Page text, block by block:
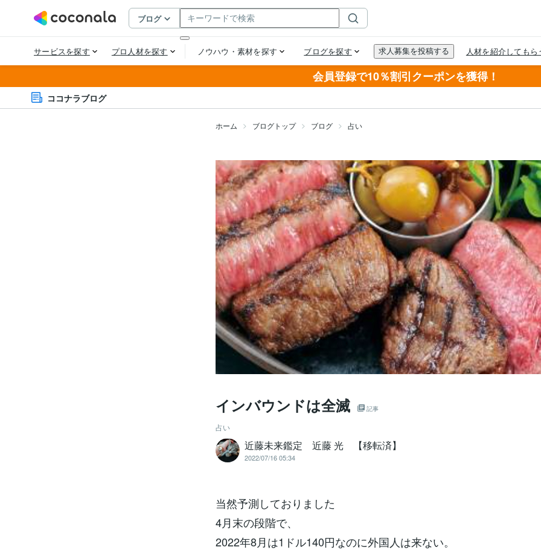
会員登録で10％割引クーポンを獲得！
ココナラブログ
ホーム ブログトップ ブログ 占い
インバウンドは全滅 記事
占い
近藤未来鑑定 近藤 光 【移転済】
2022/07/16 05:34
当然予測しておりました
4月末の段階で、
2022年8月は1ドル140円なのに外国人は来ない。